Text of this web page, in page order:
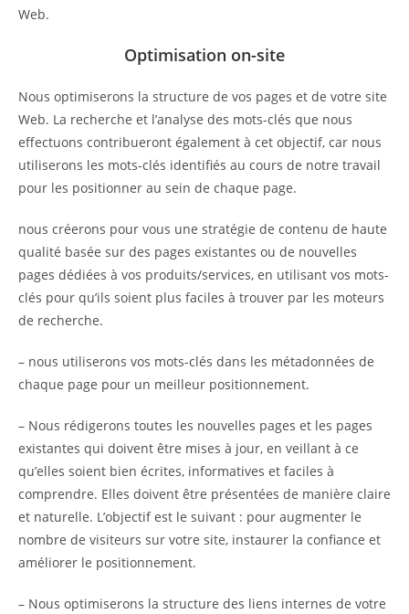
Web.
Optimisation on-site
Nous optimiserons la structure de vos pages et de votre site
Web. La recherche et l’analyse des mots-clés que nous
effectuons contribueront également à cet objectif, car nous
utiliserons les mots-clés identifiés au cours de notre travail
pour les positionner au sein de chaque page.
nous créerons pour vous une stratégie de contenu de haute
qualité basée sur des pages existantes ou de nouvelles
pages dédiées à vos produits/services, en utilisant vos mots-
clés pour qu’ils soient plus faciles à trouver par les moteurs
de recherche.
– nous utiliserons vos mots-clés dans les métadonnées de
chaque page pour un meilleur positionnement.
– Nous rédigerons toutes les nouvelles pages et les pages
existantes qui doivent être mises à jour, en veillant à ce
qu’elles soient bien écrites, informatives et faciles à
comprendre. Elles doivent être présentées de manière claire
et naturelle. L’objectif est le suivant : pour augmenter le
nombre de visiteurs sur votre site, instaurer la confiance et
améliorer le positionnement.
– Nous optimiserons la structure des liens internes de votre